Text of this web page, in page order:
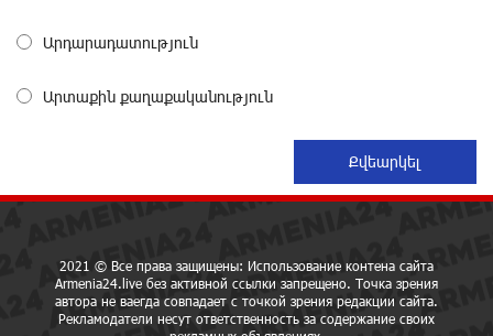
Небольшой французский уголок в Раздане при
сотрудничестве с Конверс МСБ
Предателя Пашиняна нужно скинуть с трона. Аршак
29 дней назад
Карапетян
30 дней назад
Արդարադատություն
Արտաքին քաղաքականություն
2021 © Все права защищены: Использование контена сайта
Armenia24.live без активной ссылки запрещено. Точка зрения
автора не ваегда совпадает с точкой зрения редакции сайта.
Рекламодатели несут ответственность за содержание своих